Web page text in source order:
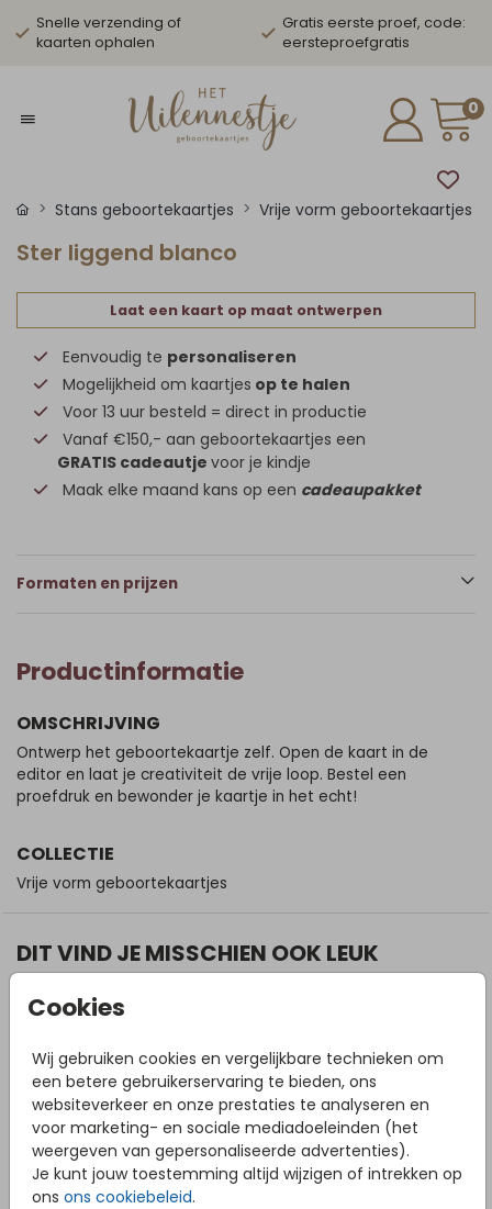
Snelle verzending of
kaarten ophalen
Gratis eerste proef, code:
eersteproefgratis
0
Cookies
Wij gebruiken cookies en vergelijkbare technieken om
een betere gebruikerservaring te bieden, ons
websiteverkeer en onze prestaties te analyseren en
voor marketing- en sociale mediadoeleinden (het
weergeven van gepersonaliseerde advertenties).
Je kunt jouw toestemming altijd wijzigen of intrekken op
ons ons cookiebeleid.
Stans geboortekaartjes Vrije vorm geboortekaartjes
Ster liggend blanco
Laat een kaart op maat ontwerpen
Eenvoudig te personaliseren
Mogelijkheid om kaartjes op te halen
Voor 13 uur besteld = direct in productie
Vanaf €150,- aan geboortekaartjes een
GRATIS cadeautje voor je kindje
Maak elke maand kans op een cadeaupakket
Formaten en prijzen
Productinformatie
OMSCHRIJVING
Ontwerp het geboortekaartje zelf. Open de kaart in de
editor en laat je creativiteit de vrije loop. Bestel een
proefdruk en bewonder je kaartje in het echt!
COLLECTIE
Vrije vorm geboortekaartjes
DIT VIND JE MISSCHIEN OOK LEUK